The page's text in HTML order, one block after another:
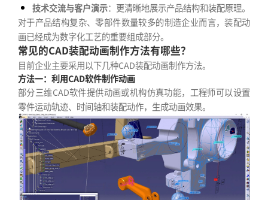
技术交流与客户演示：更清晰地展示产品结构和装配原理。
对于产品结构复杂、零部件数量较多的制造企业而言，装配动
画已经成为数字化工艺的重要组成部分。
常见的CAD装配动画制作方法有哪些？
目前企业主要采用以下几种CAD装配动画制作方法。
方法一：利用CAD软件制作动画
部分三维CAD软件提供动画或机构仿真功能，工程师可以设置
零件运动轨迹、时间轴和装配动作，生成动画效果。